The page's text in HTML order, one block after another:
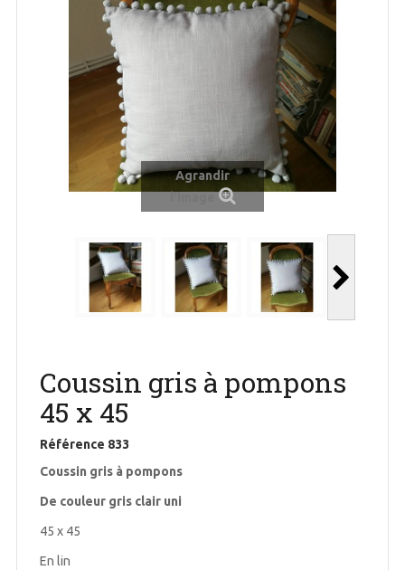
Agrandir
Coussin gris à pompons
45 x 45
Référence 833
Coussin gris à pompons
De couleur gris clair uni
45 x 45
En lin